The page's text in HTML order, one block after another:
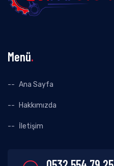
Menü.
Ana Sayfa
Hakkımızda
İletişim